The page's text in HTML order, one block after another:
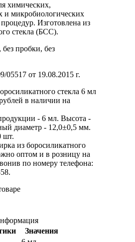
химических,
и микробиологических
Изготовлена из
стекла (БСС).
пробки, без
от 19.08.2015 г.
стекла 6 мл
в наличии на
- 6 мл. Высота -
диаметр - 12,0±0,5 мм.
шт.
из боросиликатного
оптом и в розницу на
по номеру телефона:
Значения